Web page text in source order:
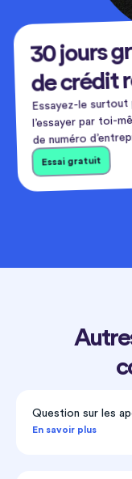
30 jours
de crédit
Essayez-le surtout
l’essayer par toi-
de numéro
Essai gratuit
Question sur les
En savoir plus